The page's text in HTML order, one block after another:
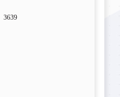
3639